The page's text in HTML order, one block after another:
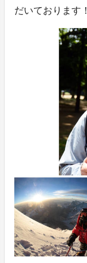
だいております！